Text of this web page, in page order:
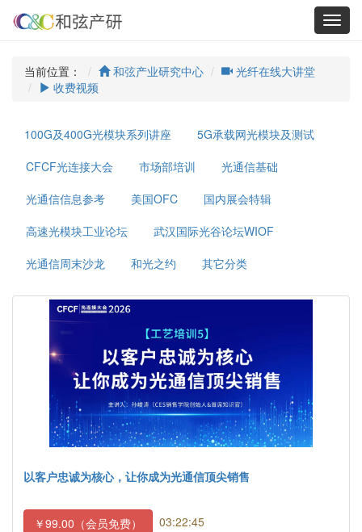
当前位置： 和弦产业研究中心
光纤在线大讲堂
收费视频
100G及400G光模块系列讲座
5G承载网光模块及测试
CFCF光连接大会
市场部培训
光通信基础
光通信信息参考
美国OFC
国内展会特辑
高速光模块工业论坛
武汉国际光谷论坛WIOF
光通信周末沙龙
和光之约 其它分类
以客户忠诚为核心，让你成为光通信顶尖销售
￥99.00（会员免费） 03:22:45